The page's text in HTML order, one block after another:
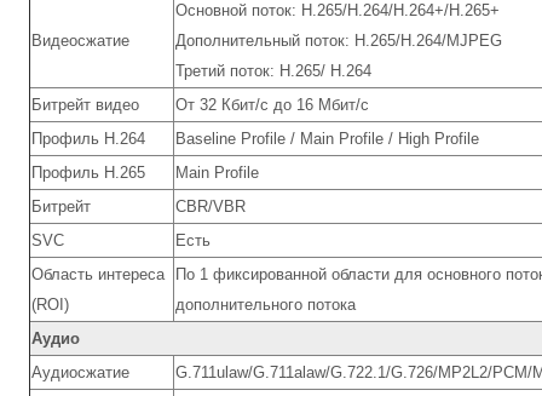
Видеосжатие
Основной поток: H.265/H.264/H.264+/H.265+
Дополнительный поток: H.265/H.264/MJPEG
Третий поток: H.265/ H.264
Битрейт видео
От 32 Кбит/с до 16 Мбит/с
Профиль H.264
Baseline Profile / Main Profile / High Profile
Профиль H.265
Main Profile
Битрейт
CBR/VBR
SVC
Есть
Область интереса
(ROI)
По 1 фиксированной области для основного
дополнительного потока
Аудио
Аудиосжатие
G.711ulaw/G.711alaw/G.722.1/G.726/MP2L2/PCM/